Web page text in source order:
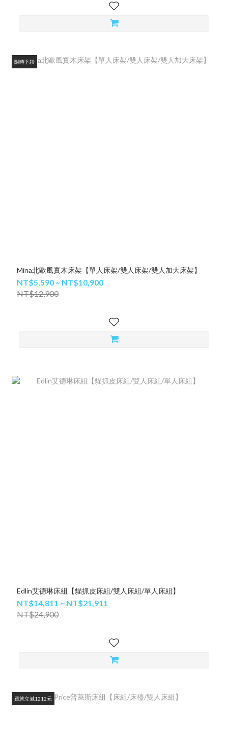
限時下殺
Mina北歐風實木床架【單人床架/雙人床架/雙人加大床架】
NT$5,590 ~ NT$10,900
NT$12,900
Edlin艾德琳床組【貓抓皮床組/雙人床組/單人床組】
NT$14,811 ~ NT$21,911
NT$24,900
買就立減1212元